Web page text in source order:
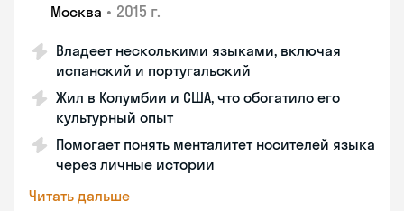
Москва • 2015 г.
Владеет несколькими языками, включая
испанский и португальский
Жил в Колумбии и США, что обогатило его
культурный опыт
Помогает понять менталитет носителей языка
через личные истории
Читать дальше